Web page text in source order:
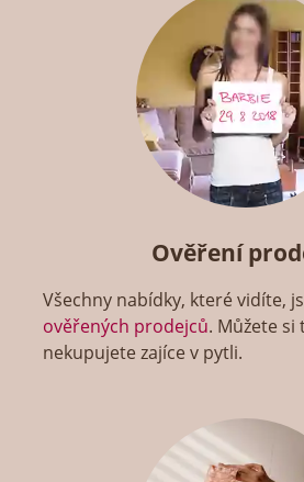
Ověření
Všechny nabídky, které vidíte,
ověřených prodejců. Můžete si
nekupujete zajíce v pytli.